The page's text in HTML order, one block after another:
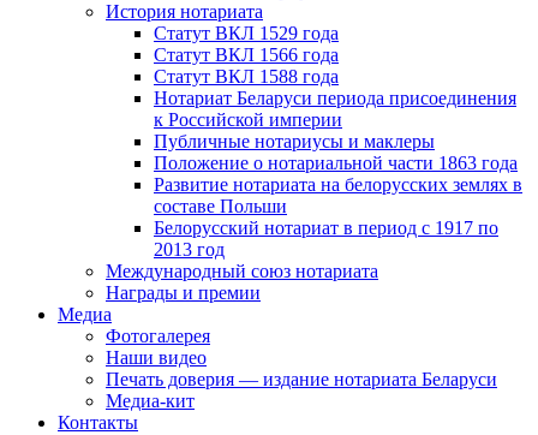
История нотариата
Статут ВКЛ 1529 года
Статут ВКЛ 1566 года
Статут ВКЛ 1588 года
Нотариат Беларуси периода присоединения
к Российской империи
Публичные нотариусы и маклеры
Положение о нотариальной части 1863 года
Развитие нотариата на белорусских землях в
составе Польши
Белорусский нотариат в период с 1917 по
2013 год
Международный союз нотариата
Награды и премии
Медиа
Фотогалерея
Наши видео
Печать доверия — издание нотариата Беларуси
Медиа-кит
Контакты